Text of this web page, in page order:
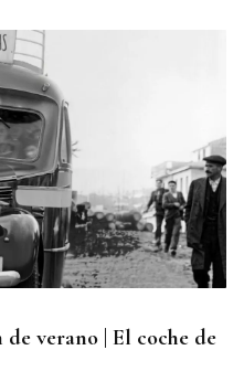
por la Xunta,
bajas laborales
verano | El coche de